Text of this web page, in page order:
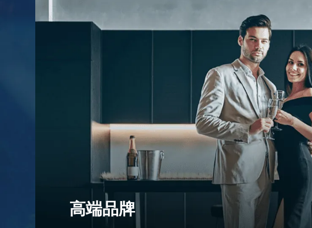
高品质的生活
高端品牌
场景品牌
生于混沌，因你而变。三翼